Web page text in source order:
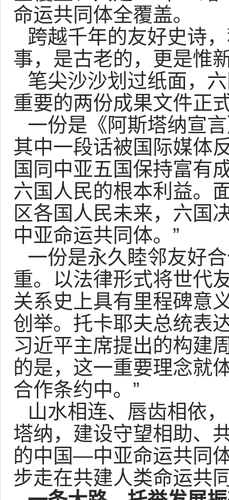
命运共同体全覆盖。
跨越千年的友好史诗
事，是古老的，更是惟
笔尖沙沙划过纸面，
重要的两份成果文件正
一份是《阿斯塔纳宣
其中一段话被国际媒体
国同中亚五国保持富有
六国人民的根本利益。
区各国人民未来，六国
中亚命运共同体。”
一份是永久睦邻友好
重。以法律形式将世代
关系史上具有里程碑意
创举。托卡耶夫总统表
习近平主席提出的构建
的是，这一重要理念就
合作条约中。”
山水相连、唇齿相依
塔纳，建设守望相助、
的中国—中亚命运共同
步走在共建人类命运共